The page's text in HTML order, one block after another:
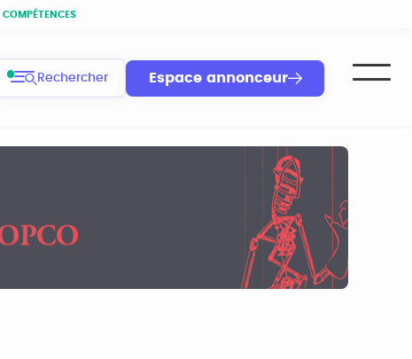
COMPÉTENCES
Rechercher Espace annonceur